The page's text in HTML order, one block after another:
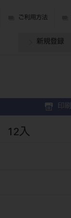
ご利用方法
新規登録
印刷
入